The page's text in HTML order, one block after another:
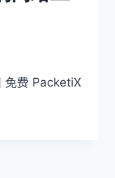
免费 PacketiX